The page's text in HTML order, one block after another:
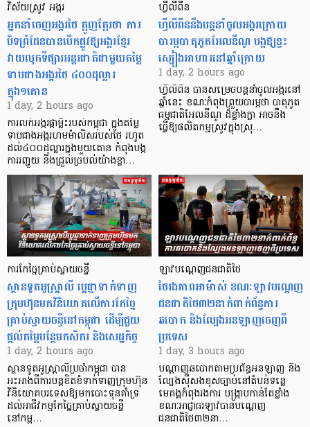
វិស័យស្រូវ អង្ករ
អ្នកនាំចេញអង្ករថៃ ត្អូញត្អែរថា ការ
បិទព្រំដែនបានបើកផ្លូវឱ្យអង្ករខ្មែរ
វាយលុកទីផ្សារអន្តរជាតិជាមួយតម្លៃ
ទាបជាងអង្ករថៃ ៤០០ដុល្លារ
ក្នុង១តោន
1 day, 2 hours ago
ការលក់អង្ករផ្កាម្លិះរបស់កម្ពុជា ក្នុងតម្លៃ
ទាបជាងអង្ករហមម៉ាលិសរបស់ថៃ រហូត
ដល់៤០០ដុល្លារក្នុងមួយតោន កំពុងបង្ក
ការរញ្ជួយ និងជ្រួលច្របល់យ៉ាងខ្លា…
ហ្វីលីពីន
ហ្វីលីពីននឹងបន្តនាំចូលអង្ករក្រោយ
បារម្ភបាតុភូតអែលនីណូ បង្កឱ្យខ្វះ
ស្បៀងអាហារនៅឆ្នាំក្រោយ
1 day, 2 hours ago
ហ្វីលីពីន បាន​សម្រេចបន្តនាំចូលអង្ករនៅ
ឆ្នាំនេះ ខណៈកំពុងព្រួយបារម្ភថា បាតុភូត
ធម្មជាតិអែលនីណូ ដ៏ខ្លាំងក្លា​ អាចនឹង
ធ្វើឱ្យផលិតកម្មស្រូវក្នុងស្រុ…
ការកែច្នៃគ្រាប់ស្វាយចន្ទី
ស្ថានទូតអូស្ត្រាលី ប្តេជ្ញាទាក់ទាញ
ក្រុមហ៊ុនមក​វិនិយោគលើការកែច្នៃ
គ្រាប់ស្វាយចន្ទីនៅកម្ពុជា ដើម្បីជួយ
ផ្តល់តម្លៃបន្ថែមកសិករ និងសេដ្ឋកិច្ច
1 day, 2 hours ago
ស្ថានទូតអូស្ត្រាលីប្រចាំកម្ពុជា បាន
អះអាងពីការបន្តខិតខំទាក់ទាញក្រុមហ៊ុន
វិនិយោគបរទេសឱ្យមកបោះទុនគាំទ្រ
ដល់អាជីវកម្មកែច្នៃគ្រាប់ស្វាយចន្ទី
នៅកម្ព…
ឡាវបណ្តេញជនជាតិថៃ
ថៃរងភាពអាម៉ាស់ ខណៈឡាវបណ្តេញ
ជនជាតិថៃ៣២នាក់ពាក់ព័ន្ធការ
ឆបោក និងល្បែងអនឡាញចេញពី
ប្រទេស
1 day, 3 hours ago
បណ្តាញឆបោកតាមប្រព័ន្ធអនឡាញ និង
ល្បែងស៊ីសងខុសច្បាប់នៅតំបន់ទន្លេ
មេគង្គកំពុងរងការ បង្ក្រាប​កាន់តែខ្លាំង
ខណៈអាជ្ញាធរឡាវបានបណ្តេញ
ជនជាតិថៃ៣២នា…